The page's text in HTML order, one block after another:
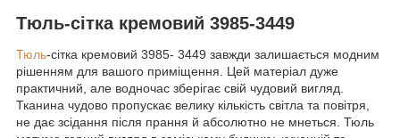
Тюль-сітка кремовий 3985-3449
Тюль-сітка кремовий 3985- 3449 завжди залишається модним
рішенням для вашого приміщення. Цей матеріал дуже
практичний, але водночас зберігає свій чудовий вигляд.
Тканина чудово пропускає велику кількість світла та повітря,
не дає зсідання після прання й абсолютно не мнеться. Тюль